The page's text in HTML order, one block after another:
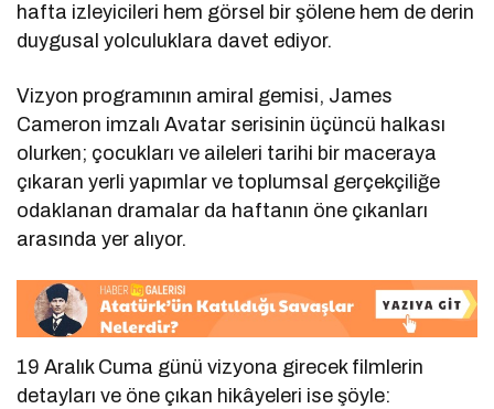
hafta izleyicileri hem görsel bir şölene hem de derin
duygusal yolculuklara davet ediyor.
Vizyon programının amiral gemisi, James
Cameron imzalı Avatar serisinin üçüncü halkası
olurken; çocukları ve aileleri tarihi bir maceraya
çıkaran yerli yapımlar ve toplumsal gerçekçiliğe
odaklanan dramalar da haftanın öne çıkanları
arasında yer alıyor.
19 Aralık Cuma günü vizyona girecek filmlerin
detayları ve öne çıkan hikâyeleri ise şöyle: